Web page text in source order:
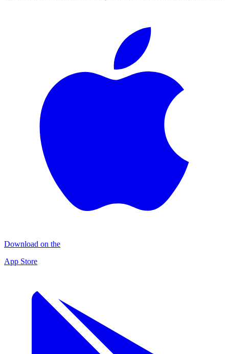
Download on the
App Store